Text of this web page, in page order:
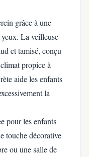
grâce à une
yeux. La veilleuse
et tamisé, conçu
propice à
aide les enfants
la
pour les enfants
touche décorative
ou une salle de